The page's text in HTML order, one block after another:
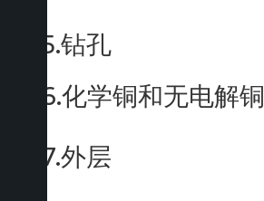
5.钻孔
6.化学铜和无电解铜
7.外层